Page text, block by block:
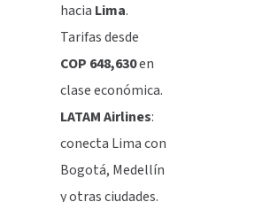
hacia Lima.
Tarifas desde
COP 648,630en
clase económica.
LATAM Airlines:
conecta Lima con
Bogotá, Medellín
y otras ciudades.